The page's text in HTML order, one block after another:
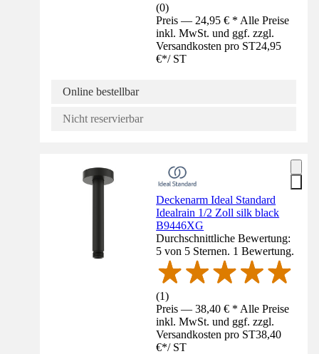
(0)
Preis — 24,95 € * Alle Preise
inkl. MwSt. und ggf. zzgl.
Versandkosten pro ST24,95
€*/ ST
Online bestellbar
Nicht reservierbar
Deckenarm Ideal Standard
Idealrain 1/2 Zoll silk black
B9446XG
Durchschnittliche Bewertung:
5 von 5 Sternen. 1 Bewertung.
(1)
Preis — 38,40 € * Alle Preise
inkl. MwSt. und ggf. zzgl.
Versandkosten pro ST38,40
€*/ ST